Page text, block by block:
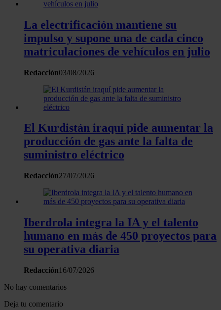
Las cookies de este sitio web se usan para personalizar
sociales y analizar el tráfico. Además, compartimos
información sobre el uso que haga del sitio web con
nuestros partners de redes sociales, publicidad y análisis
que les haya proporcionado o que hayan recopilado a
partir del uso que haya hecho de sus servicios.
La electrificación mantiene su
impulso y supone una de cada cinco
matriculaciones de vehículos en julio
Redacción03/08/2026
El Kurdistán iraquí pide aumentar la
producción de gas ante la falta de
suministro eléctrico
Redacción27/07/2026
Iberdrola integra la IA y el talento
humano en más de 450 proyectos para
su operativa diaria
Redacción16/07/2026
No hay comentarios
Deja tu comentario